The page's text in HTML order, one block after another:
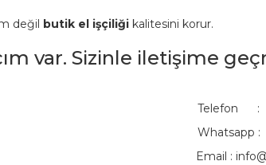
değil butik el işçiliği kalitesini korur.
var. Sizinle iletişime
Telefon :
Whatsapp :
Email :